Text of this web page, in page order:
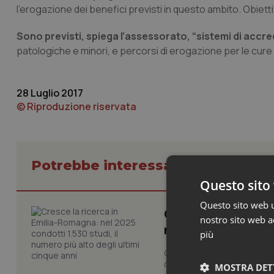
l’erogazione dei benefici previsti in questo ambito.
Sono previsti, spiega l’assessorato, “sistemi di
patologiche e minori, e percorsi di erogazione per le cure
28 Luglio 2017
© Riproduzione riservata
Potrebbe interessarti in Regioni e
Cresce la ricerca
numero più alto
Cresce il volume della
condotti dalla rete
Questo
Questo sito web
nostro sito web
più
MOSTRA